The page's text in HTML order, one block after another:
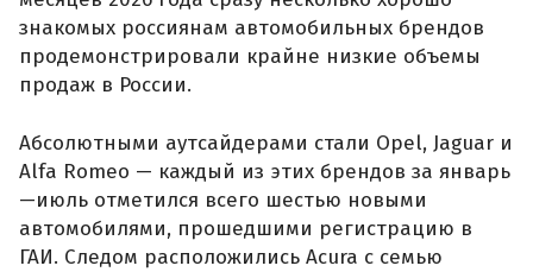
знакомых россиянам автомобильных брендов
продемонстрировали крайне низкие объемы
продаж в России.
Абсолютными аутсайдерами стали Opel, Jaguar и
Alfa Romeo — каждый из этих брендов за январь
—июль отметился всего шестью новыми
автомобилями, прошедшими регистрацию в
ГАИ. Следом расположились Acura с семью